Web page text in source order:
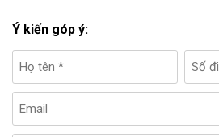
Ý kiến góp ý: